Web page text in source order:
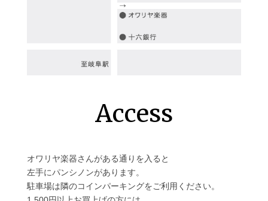
Access
オワリヤ楽器さんがある通りを入ると
左手にパンシノンがあります。
駐車場は隣のコインパーキングをご利用ください。